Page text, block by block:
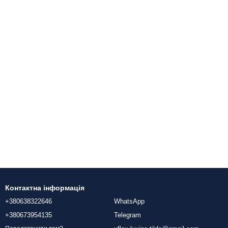
Контактна інформація
+380638322646
+380673954135
WhatsApp
Telegram